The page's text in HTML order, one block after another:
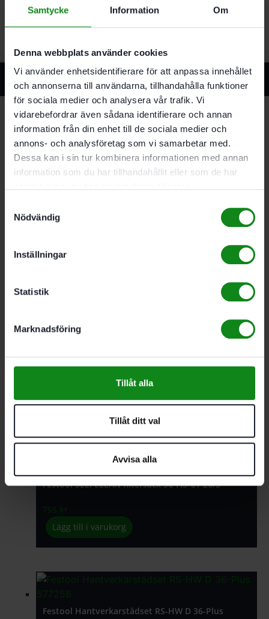
Samtycke Information Om
Denna webbplats använder cookies
Vi använder enhetsidentifierare för att anpassa innehållet
och annonserna till användarna, tillhandahålla funktioner
för sociala medier och analysera vår trafik. Vi
vidarebefordrar även sådana identifierare och annan
information från din enhet till de sociala medier och
annons- och analysföretag som vi samarbetar med.
Dessa kan i sin tur kombinera informationen med annan
information som du har tillhandahållit eller som de har
Nödvändig
Inställningar
Statistik
Marknadsföring
Tillåt alla
Tillåt ditt val
Avvisa alla
Relaterade produkter
Festool Standardstädset RS-ST D 27/36-Plus
1426kr
Festool Filter HF-CT 26/36/48
Lägg till i varukorg
Festool SELFCLEAN filtersäck SC FIS-CT 26/5
Lägg till i varukorg
Festool Hantverkarstädset RS-HW D 36-Plus